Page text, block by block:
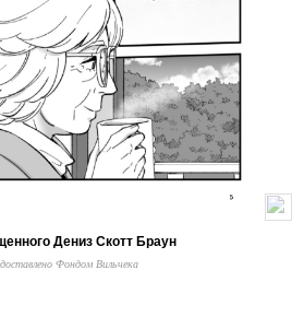
Дениз Скотт Браун
Фондом Вильчека